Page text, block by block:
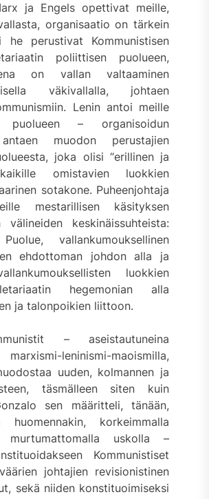
ja Engels opettivat meille,
organisaatio on tärkein
he perustivat Kommunistisen
poliittisen puolueen,
on vallan valtaaminen
väkivallalla, johtaen
Lenin antoi meille
puolueen – organisoidun
muodon perustajien
joka olisi “erillinen ja
omistavien luokkien
sotakone. Puheenjohtaja
mestarillisen käsityksen
välineiden keskinäissuhteista:
vallankumouksellinen
ehdottoman johdon alla ja
luokkien
hegemonian alla
ja talonpoikien liittoon.
– aseistautuneina
marxismi-leninismi-maoismilla,
uuden, kolmannen ja
täsmälleen siten kuin
sen määritteli, tänään,
korkeimmalla
uskolla –
Kommunistiset
johtajien revisionistinen
sekä niiden konstituoimiseksi